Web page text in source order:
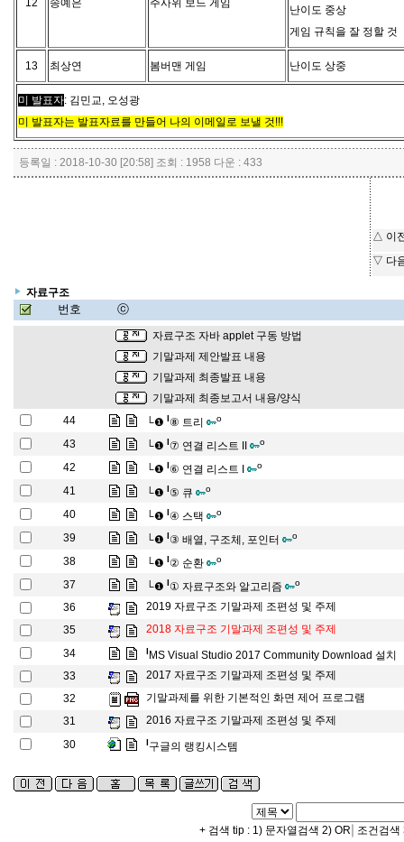
12 송예은 주사위 보드 게임
난이도 중상
게임 규칙을 잘 정할 것
13 최상연 봄버맨 게임 난이도 상중
미 발표자: 김민교, 오성광
미 발표자는 발표자료를 만들어 나의 이메일로 보낼 것!!!
등록일 : 2018-10-30 [20:58] 조회 : 1958 다운 : 433
△ 이
▽ 다
자료구조
번호 ⓒ
자료구조 자바 applet 구동 방법
기말과제 제안발표 내용
기말과제 최종발표 내용
기말과제 최종보고서 내용/양식
44
└❶ l⑧ 트리 o
43 └❶ l⑦ 연결 리스트 II o
42 └❶ l⑥ 연결 리스트 I o
41 └❶ l⑤ 큐 o
40 └❶ l④ 스택 o
39 └❶ l③ 배열, 구조체, 포인터 o
38 └❶ l② 순환 o
37 └❶ l① 자료구조와 알고리즘 o
36
2019 자료구조 기말과제 조편성 및 주제
35
2018 자료구조 기말과제 조편성 및 주제
34
l MS Visual Studio 2017 Community Download 설치
33
2017 자료구조 기말과제 조편성 및 주제
32
기말과제를 위한 기본적인 화면 제어 프로그램
31
2016 자료구조 기말과제 조편성 및 주제
30
l구글의 랭킹시스템
+ 검색 tip : 1) 문자열검색 2) OR| 조건검색